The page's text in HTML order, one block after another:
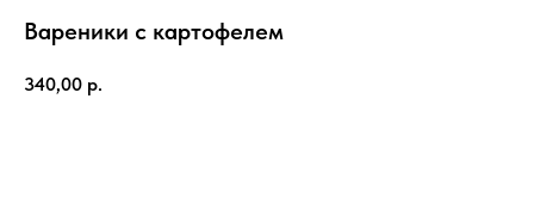
Вареники с картофелем
340,00 р.